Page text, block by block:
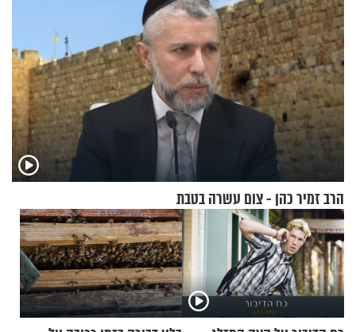
הרב זמיר כהן - צום עשרה בטבת